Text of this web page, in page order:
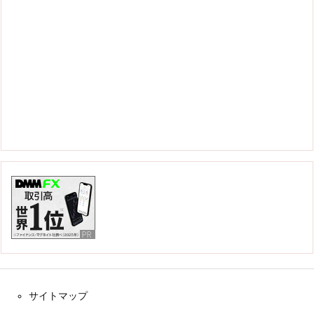
サイトマップ